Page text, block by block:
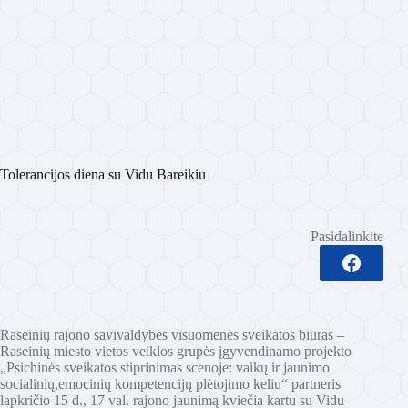
Tolerancijos diena su Vidu Bareikiu
Pasidalinkite
Raseinių rajono savivaldybės visuomenės sveikatos biuras –
Raseinių miesto vietos veiklos grupės įgyvendinamo projekto
„Psichinės sveikatos stiprinimas scenoje: vaikų ir jaunimo
socialinių,emocinių kompetencijų plėtojimo keliu“ partneris
lapkričio 15 d., 17 val. rajono jaunimą kviečia kartu su Vidu